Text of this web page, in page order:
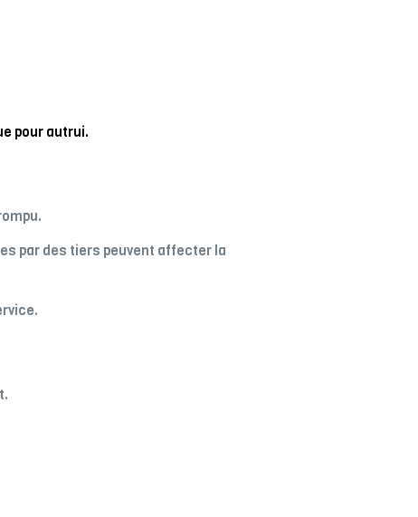
pour autrui.
par des tiers peuvent affecter la